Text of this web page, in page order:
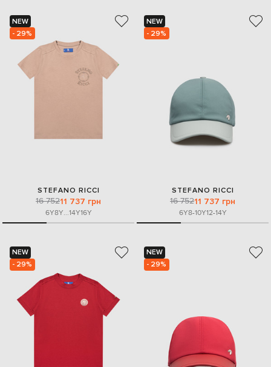
NEW
- 29%
STEFANO RICCI
16 75211 737 грн
6Y8Y...14Y16Y
NEW
- 29%
STEFANO RICCI
16 75211 737 грн
6Y8-10Y12-14Y
NEW
- 29%
NEW
- 29%